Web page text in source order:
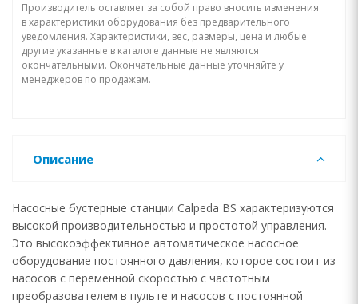
Производитель оставляет за собой право вносить изменения
в характеристики оборудования без предварительного
уведомления. Характеристики, вес, размеры, цена и любые
другие указанные в каталоге данные не являются
окончательными. Окончательные данные уточняйте у
менеджеров по продажам.
Описание
Насосные бустерные станции Calpeda BS характеризуются
высокой производительностью и простотой управления.
Это высокоэффективное автоматическое насосное
оборудование постоянного давления, которое состоит из
насосов с переменной скоростью с частотным
преобразователем в пульте и насосов с постоянной